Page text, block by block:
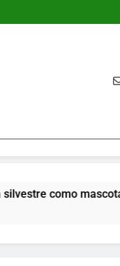
mascotas para su